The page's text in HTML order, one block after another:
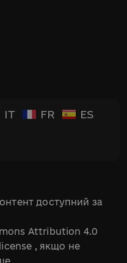
IT FR ES
доступний за
Attribution 4.0
, якщо не